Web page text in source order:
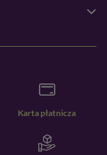
Karta płatnicza